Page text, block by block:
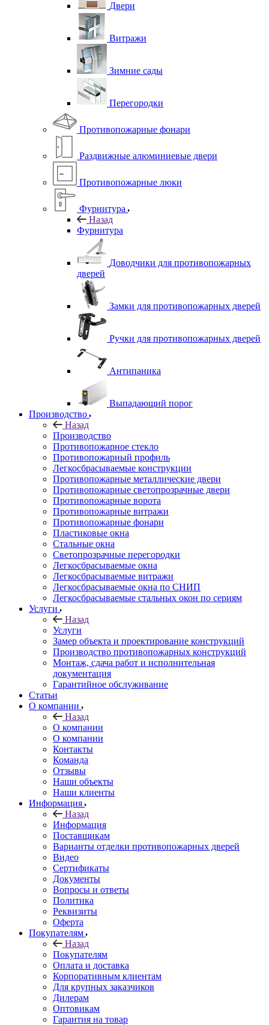
Двери
Витражи
Зимние сады
Перегородки
Противопожарные фонари
Раздвижные алюминиевые двери
Противопожарные люки
Фурнитура
Назад
Фурнитура
Доводчики для противопожарных
дверей
Замки для противопожарных дверей
Ручки для противопожарных дверей
Антипаника
Выпадающий порог
Производство
Назад
Производство
Противопожарное стекло
Противопожарный профиль
Легкосбрасываемые конструкции
Противопожарные металлические двери
Противопожарные светопрозрачные двери
Противопожарные ворота
Противопожарные витражи
Противопожарные фонари
Пластиковые окна
Стальные окна
Светопрозрачные перегородки
Легкосбрасываемые окна
Легкосбрасываемые витражи
Легкосбрасываемые окна по СНИП
Легкосбрасываемые стальных окон по сериям
Услуги
Назад
Услуги
Замер объекта и проектирование конструкций
Производство противопожарных конструкций
Монтаж, сдача работ и исполнительная
документация
Гарантийное обслуживание
Статьи
О компании
Назад
О компании
О компании
Контакты
Команда
Отзывы
Наши объекты
Наши клиенты
Информация
Назад
Информация
Поставщикам
Варианты отделки противопожарных дверей
Видео
Сертификаты
Документы
Вопросы и ответы
Политика
Реквизиты
Оферта
Покупателям
Назад
Покупателям
Оплата и доставка
Корпоративным клиентам
Для крупных заказчиков
Дилерам
Оптовикам
Гарантия на товар